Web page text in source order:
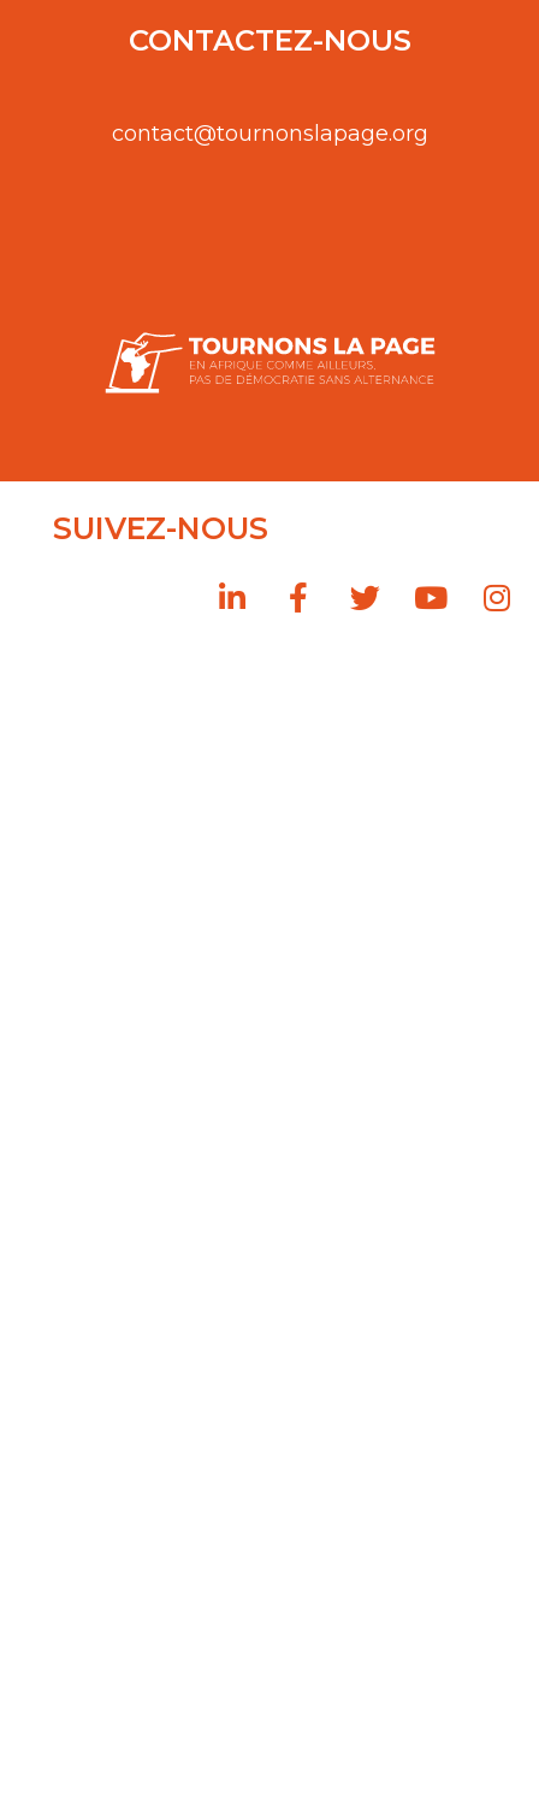
CONTACTEZ-NOUS
contact@tournonslapage.org
SUIVEZ-NOUS